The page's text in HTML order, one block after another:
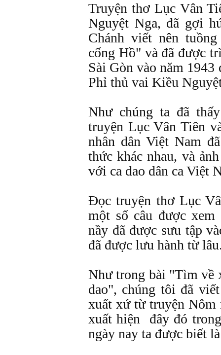
Truyện thơ Lục Vân
Nguyệt Nga, đã gợi
Chánh viết nên
cống Hồ" và đã được
Sài Gòn vào năm
Phỉ thủ vai Kiều
Như chúng ta đã
truyện Lục Vân Tiên
nhân dân Việt Nam
thức khác nhau, và
với ca dao dân ca Việt
Đọc truyện thơ Lục
một số câu được
nầy đã được sưu tập
đã được lưu hành từ
Như trong bài "Tìm về
dao", chúng tôi đã
xuất xứ từ truyện Nôm
xuất hiện đây đó
ngày nay ta được biết